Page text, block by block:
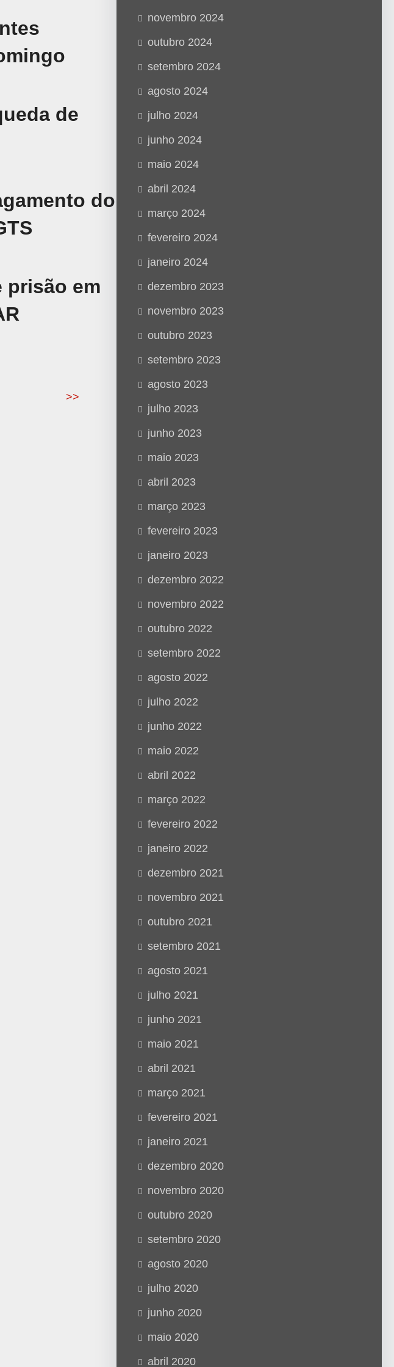
de
do
prisão em
>>
novembro 2024
outubro 2024
setembro 2024
agosto 2024
julho 2024
junho 2024
maio 2024
abril 2024
março 2024
fevereiro 2024
janeiro 2024
dezembro 2023
novembro 2023
outubro 2023
setembro 2023
agosto 2023
julho 2023
junho 2023
maio 2023
abril 2023
março 2023
fevereiro 2023
janeiro 2023
dezembro 2022
novembro 2022
outubro 2022
setembro 2022
agosto 2022
julho 2022
junho 2022
maio 2022
abril 2022
março 2022
fevereiro 2022
janeiro 2022
dezembro 2021
novembro 2021
outubro 2021
setembro 2021
agosto 2021
julho 2021
junho 2021
maio 2021
abril 2021
março 2021
fevereiro 2021
janeiro 2021
dezembro 2020
novembro 2020
outubro 2020
setembro 2020
agosto 2020
julho 2020
junho 2020
maio 2020
abril 2020